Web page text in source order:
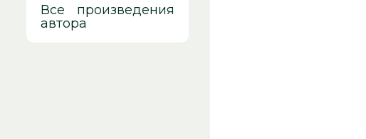
Все произведения
автора